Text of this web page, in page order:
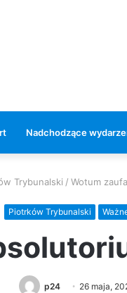
Nadchodzące
Trybunalski / Wotum
Piotrków Trybunalski
p24 26 maja,